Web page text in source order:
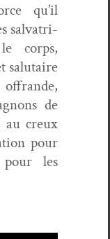
qu’il
sal­va­tri­
corps,
salu­taire
de
au creux
pour
les